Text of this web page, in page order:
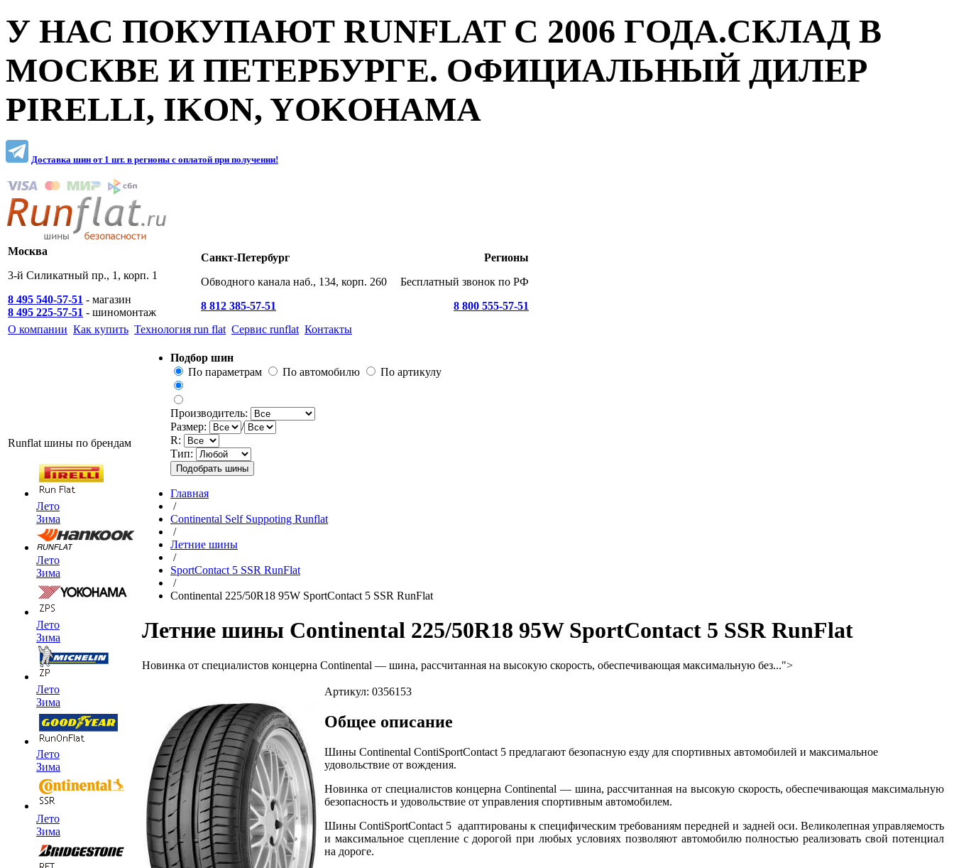
У НАС ПОКУПАЮТ RUNFLAT С 2006 ГОДА.СКЛАД В
МОСКВЕ И ПЕТЕРБУРГЕ. ОФИЦИАЛЬНЫЙ ДИЛЕР
PIRELLI, IKON, YOKOHAMA
Доставка шин от 1 шт. в регионы c оплатой при получении!
Москва
3-й Силикатный пр., 1, корп. 1
8 495 540-57-51 - магазин
8 495 225-57-51 - шиномонтаж
Санкт-Петербург
Обводного канала наб., 134, корп. 260
8 812 385-57-51
Регионы
Бесплатный звонок по РФ
8 800 555-57-51
О компании Как купить Технология run flat Сервис runflat Контакты
Runflat шины по брендам
Лето
Зима
Лето
Зима
Лето
Зима
Лето
Зима
Лето
Зима
Лето
Зима
Подбор шин
По параметрам
По автомобилю По артикулу
Производитель:
Размер:
/
R:
Тип:
Главная
/
Continental Self Suppoting Runflat
/
Летние шины
/
SportContact 5 SSR RunFlat
/
Continental 225/50R18 95W SportContact 5 SSR RunFlat
Летние шины Continental 225/50R18 95W SportContact 5 SSR RunFlat
Новинка от специалистов концерна Continental — шина, рассчитанная на высокую скорость, обеспечивающая максимальную без...">
Артикул: 0356153
Общее описание
Шины Continental ContiSportContact 5 предлагают безопасную езду для спортивных автомобилей и максимальное
удовольствие от вождения.
Новинка от специалистов концерна Continental — шина, рассчитанная на высокую скорость, обеспечивающая максимальную
безопасность и удовольствие от управления спортивным автомобилем.
Шины ContiSportContact 5 адаптированы к специфическим требованиям передней и задней оси. Великолепная управляемость
и максимальное сцепление с дорогой при любых условиях позволяют автомобилю полностью реализовать свой потенциал
на дороге.